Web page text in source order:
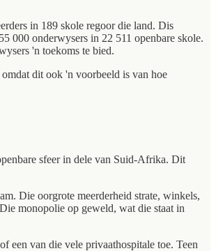
in 189 skole regoor die land. Dis
000 onderwysers in 22 511 openbare skole.
'n toekoms te bied.
dit ook 'n voorbeeld is van hoe
sfeer in dele van Suid-Afrika. Dit
Die oorgrote meerderheid strate, winkels,
monopolie op geweld, wat die staat in
een van die vele privaathospitale toe. Teen